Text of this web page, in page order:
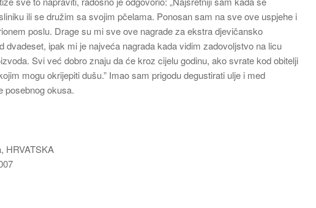
ili se družim sa svojim pčelama. Ponosan sam na sve ove uspjehe i
poslu. Drage su mi sve ove nagrade za ekstra djevičansko
dvadeset, ipak mi je najveća nagrada kada vidim zadovoljstvo na licu
Svi već dobro znaju da će kroz cijelu godinu, ako svrate kod obitelji
mogu okrijepiti dušu.” Imao sam prigodu degustirati ulje i med
posebnog okusa.
HRVATSKA